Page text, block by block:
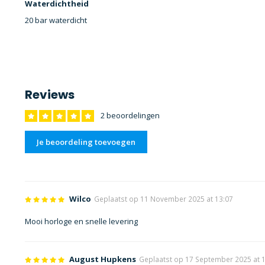
Waterdichtheid
20 bar waterdicht
Reviews
2 beoordelingen
Je beoordeling toevoegen
Wilco Geplaatst op 11 November 2025 at 13:07
Mooi horloge en snelle levering
August Hupkens Geplaatst op 17 September 2025 at